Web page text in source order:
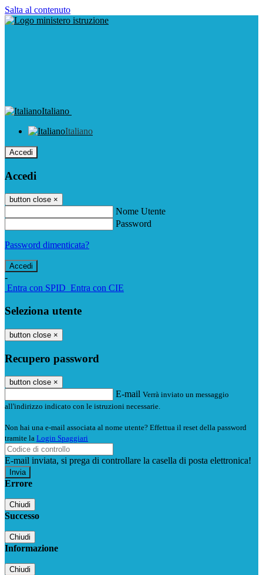
Salta al contenuto
Italiano
Italiano
Accedi
Accedi
button close ×
Nome Utente
Password
Password dimenticata?
-
Entra con SPID Entra con CIE
Seleziona utente
button close ×
Recupero password
button close ×
E-mail Verrà inviato un messaggio
all'indirizzo indicato con le istruzioni necessarie.
Non hai una e-mail associata al nome utente? Effettua il reset della password
tramite la Login Spaggiari
E-mail inviata, si prega di controllare la casella di posta elettronica!
Errore
Chiudi
Successo
Chiudi
Informazione
Chiudi